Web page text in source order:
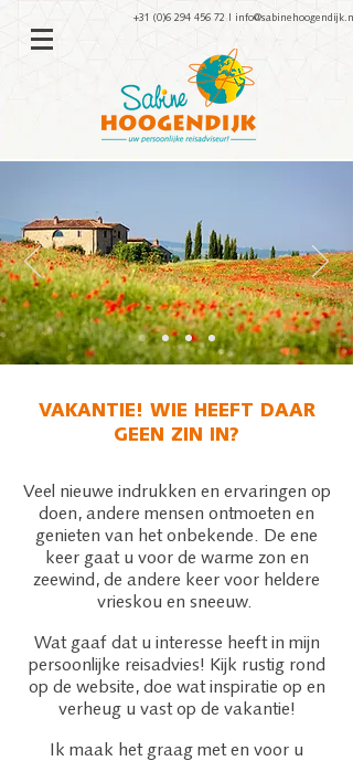
+31 (0)6 294 456 72 | info@sabinehoogendijk.nl
VAKANTIE! WIE HEEFT DAAR
GEEN ZIN IN?
Veel nieuwe indrukken en ervaringen op
doen, andere mensen ontmoeten en
genieten van het onbekende. De ene
keer gaat u voor de warme zon en
zeewind, de andere keer voor heldere
vrieskou en sneeuw.
Wat gaaf dat u interesse heeft in mijn
persoonlijke reisadvies! Kijk rustig rond
op de website, doe wat inspiratie op en
verheug u vast op de vakantie!
Ik maak het graag met en voor u